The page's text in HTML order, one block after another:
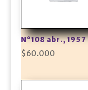
N°108 abr., 1957
$60.000